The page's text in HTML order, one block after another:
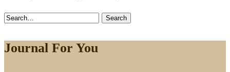
Search
Journal For You